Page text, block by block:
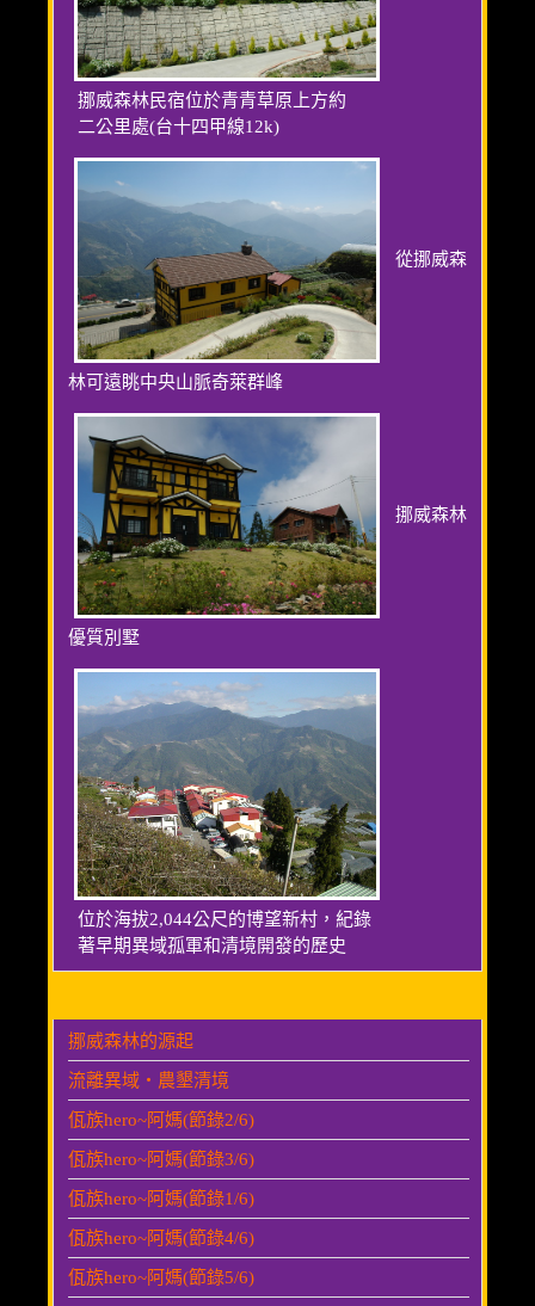
挪威森林民宿位於青青草原上方約
二公里處(台十四甲線12k)
從挪威森
林可遠眺中央山脈奇萊群峰
挪威森林
優質別墅
位於海拔2,044公尺的博望新村，紀錄
著早期異域孤軍和清境開發的歷史
挪威森林的源起
流離異域‧農墾清境
佤族hero~阿媽(節錄2/6)
佤族hero~阿媽(節錄3/6)
佤族hero~阿媽(節錄1/6)
佤族hero~阿媽(節錄4/6)
佤族hero~阿媽(節錄5/6)